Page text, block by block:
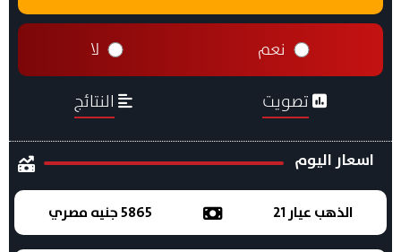
نعم لا
تصويت النتائج
اسعار اليوم
الذهب عيار 21 5865 جنيه مصري